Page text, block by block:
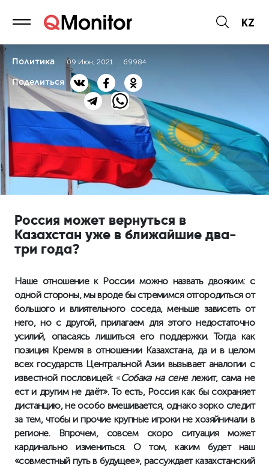
KZ
Политика 09 Июн, 2021 69984
Поделиться
Россия может вернуться в
Казахстан уже в ближайшие два-
три года?
Наше отношение к России можно назвать двояким: с
одной стороны, мы вроде бы стремимся отгородиться от
большого и влиятельного соседа, меньше зависеть от
него, но с другой, прилагаем для этого недостаточно
усилий, опасаясь лишиться его поддержки. Тогда как
позиция Кремля в отношении Казахстана, да и в целом
всех государств Центральной Азии вызывает аналогии с
известной пословицей: «Собака на сене лежит, сама не
ест и другим не даёт». То есть, Россия как бы сохраняет
дистанцию, не особо вмешивается, однако зорко следит
за тем, чтобы и прочие крупные игроки не хозяйничали в
регионе. Впрочем, совсем скоро ситуация может
кардинально измениться. О том, каким будет наш
«совместный путь в будущее», рассуждает казахстанский